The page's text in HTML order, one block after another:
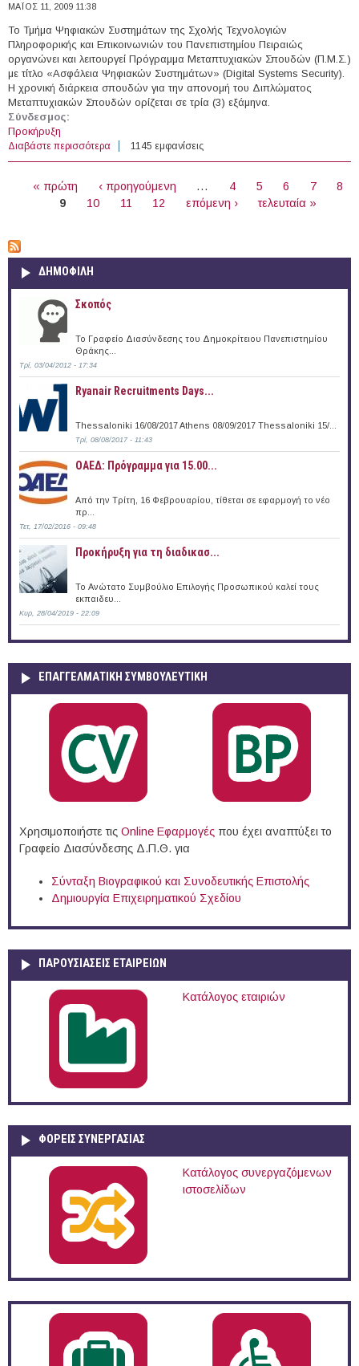
ΜΆΙΟΣ 11, 2009 11:38
Το Τμήμα Ψηφιακών Συστημάτων της Σχολής Τεχνολογιών
Πληροφορικής και Επικοινωνιών του Πανεπιστημίου Πειραιώς
οργανώνει και λειτουργεί Πρόγραμμα Μεταπτυχιακών Σπουδών (Π.Μ.Σ.)
με τίτλο «Ασφάλεια Ψηφιακών Συστημάτων» (Digital Systems Security).
Η χρονική διάρκεια σπουδών για την απονομή του Διπλώματος
Μεταπτυχιακών Σπουδών ορίζεται σε τρία (3) εξάμηνα.
Σύνδεσμος:
Προκήρυξη
Διαβάστε περισσότερα για Ασφάλεια Ψηφιακών Συστημάτων
1145 εμφανίσεις
« πρώτη ‹ προηγούμενη … 4 5 6 7
8
9
10 11 12 επόμενη › τελευταία »
ΔΗΜΟΦΙΛΗ
Σκοπός
Το Γραφείο Διασύνδεσης του Δημοκρίτειου Πανεπιστημίου
Θράκης...
Τρί, 03/04/2012 - 17:34
Ryanair Recruitments Days...
Thessaloniki 16/08/2017 Athens 08/09/2017 Thessaloniki 15/...
Τρί, 08/08/2017 - 11:43
ΟΑΕΔ: Πρόγραμμα για 15.00...
Από την Τρίτη, 16 Φεβρουαρίου, τίθεται σε εφαρμογή το νέο
πρ...
Τετ, 17/02/2016 - 09:48
Προκήρυξη για τη διαδικασ...
Το Ανώτατο Συμβούλιο Επιλογής Προσωπικού καλεί τους
εκπαιδευ...
Κυρ, 28/04/2019 - 22:09
ΕΠΑΓΓΕΛΜΑΤΙΚΉ ΣΥΜΒΟΥΛΕΥΤΙΚΉ
Χρησιμοποιήστε τις Online Eφαρμογές που έχει αναπτύξει το
Γραφείο Διασύνδεσης Δ.Π.Θ. για
Σύνταξη Βιογραφικού και Συνοδευτικής Επιστολής
Δημιουργία Επιχειρηματικού Σχεδίου
ΠΑΡΟΥΣΙΆΣΕΙΣ ΕΤΑΙΡΕΙΏΝ
Κατάλογος εταιριών
ΦΟΡΕΙΣ ΣΥΝΕΡΓΑΣΙΑΣ
Κατάλογος συνεργαζόμενων
ιστοσελίδων